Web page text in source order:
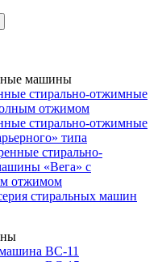
машины
стирально-отжимные
отжимом
стирально-отжимные
типа
стирально-
«Вега» с
отжимом
стиральных машин
ВС-11